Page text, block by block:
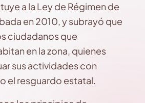
a la Ley de Régimen de
en 2010, y subrayó que
ciudadanos que
en la zona, quienes
sus actividades con
el resguardo estatal.